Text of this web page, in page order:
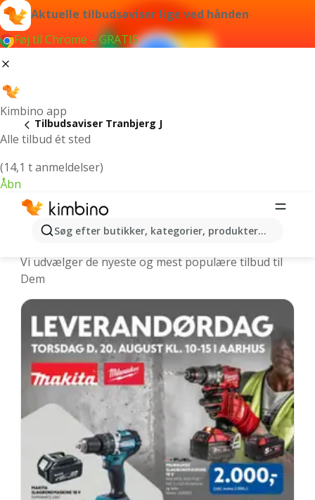
Aktuelle tilbudsaviser lige ved hånden
Føj til Chrome – GRATIS
Kimbino app
Alle tilbud ét sted
(14,1 t anmeldelser)
Åbn
Søg efter butikker, kategorier, produkter...
Tilbudsaviser Tranbjerg J
Tranbjerg J | Nyeste tilbudsaviser og
Vi udvælger de nyeste og mest populære tilbud til
Dem